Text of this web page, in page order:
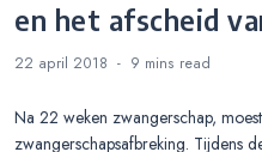
en het afscheid
22 april 2018 9 mins read
Na 22 weken zwangerschap,
zwangerschapsafbreking. Tijdens